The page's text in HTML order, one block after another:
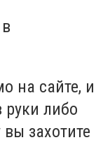
на сайте, и
руки либо
захотите